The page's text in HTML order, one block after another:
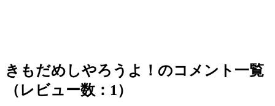
きもだめしやろうよ！のコメント一覧
（レビュー数：1）